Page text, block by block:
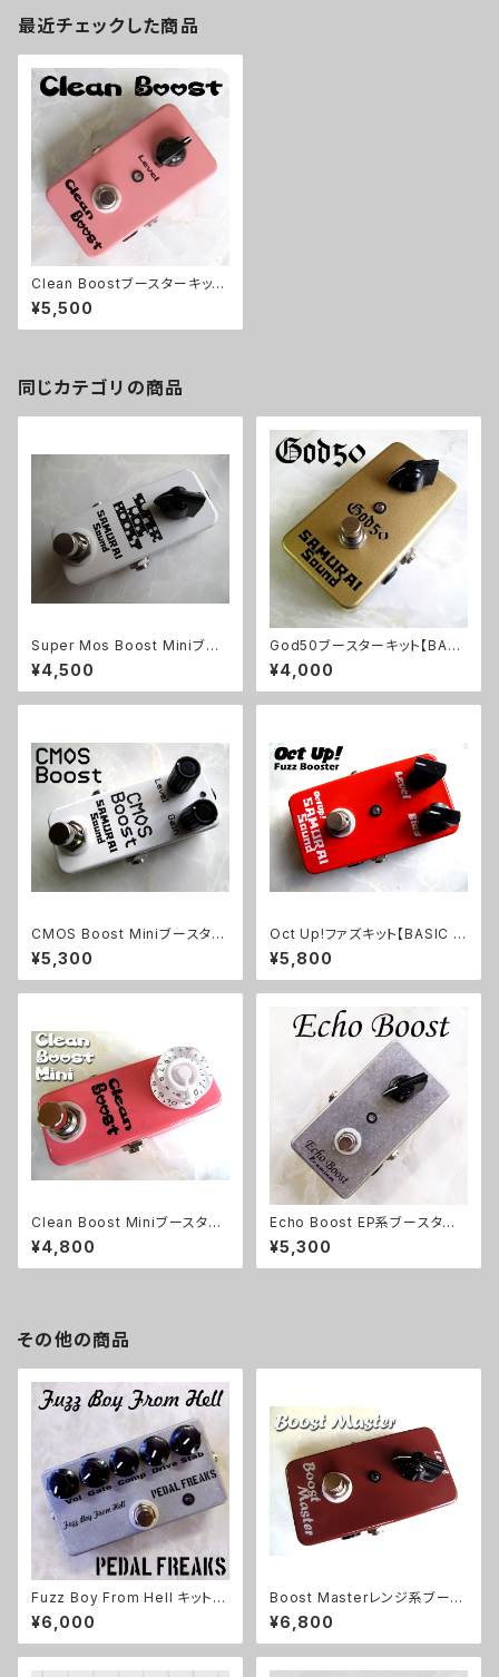
最近チェックした商品
Clean Boostブースターキット
【BASIC KIT】
¥5,500
同じカテゴリの商品
Super Mos Boost Miniブー
スターキット【BASIC KIT】
¥4,500
God50ブースターキット【BASI
C KIT】
¥4,000
CMOS Boost Miniブースター
キット【BASIC KIT】
¥5,300
Oct Up!ファズキット【BASIC KI
T】
¥5,800
Clean Boost Miniブースター
キット【BASIC KIT】
¥4,800
Echo Boost EP系ブースター
【BASIC KIT】
¥5,300
その他の商品
Fuzz Boy From Hell キット
【PEDAL FREAKS】
¥6,000
Boost Masterレンジ系ブース
ターキット【BASIC KIT】
¥6,800